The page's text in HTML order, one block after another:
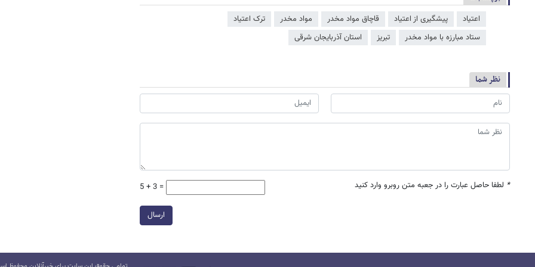
اعتیاد پیشگیری از اعتیاد قاچاق مواد مخدر مواد مخدر
ترک اعتیاد
ستاد مبارزه با مواد مخدر
تبریز استان آذربایجان شرقی
نظر شما
* لطفا حاصل عبارت را در جعبه متن روبرو وارد کنید 5 + 3 =
ارسال